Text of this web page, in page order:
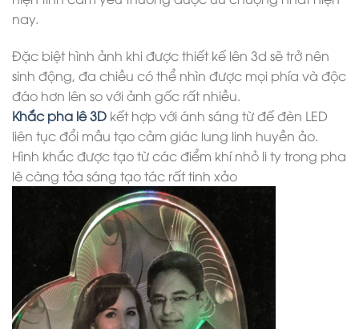
nay.
Đặc biệt hình ảnh khi được thiết kế lên 3d sẽ trở nên
sinh động, đa chiều có thể nhìn được mọi phía và độc
đáo hơn lên so với ảnh gốc rất nhiều.
Khắc pha lê 3D kết hợp với ánh sáng từ đế đèn LED
liên tục đổi mầu tạo cảm giác lung linh huyền ảo.
Hình khắc được tạo từ các điểm khí nhỏ li ty trong pha
lê càng tỏa sáng tạo tác rất tinh xảo